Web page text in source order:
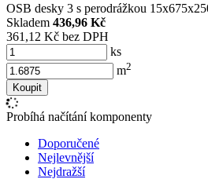
OSB desky 3 s perodrážkou
Skladem 436,96 Kč
361,12 Kč bez DPH
ks
m2
Koupit
Probíhá načítání komponenty
Doporučené
Nejlevnější
Nejdražší